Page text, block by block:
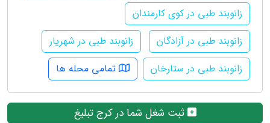
زانوبند طبی در کوی کارمندان
زانوبند طبی در آزادگان
زانوبند طبی در شهریار
زانوبند طبی در ستارخان
تمامی محله ها
ثبت شغل شما در کرج تبلیغ